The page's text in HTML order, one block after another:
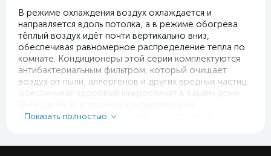
В режиме охлаждения воздух охлаждается и
направляется вдоль потолка, а в режиме обогрева
тёплый воздух идёт почти вертикально вниз,
обеспечивая равномерное распределение тепла по
комнате. Кондиционеры этой серии комплектуются
антибактериальным фильтром, который очищает
воздух от пыли, аллергенов и других вредных частиц,
обеспечивая здоровый микроклимат в вашем доме.
контролировать работу блока на расстоянии,
Показать полностью